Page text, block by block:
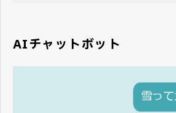
AIチャットボット